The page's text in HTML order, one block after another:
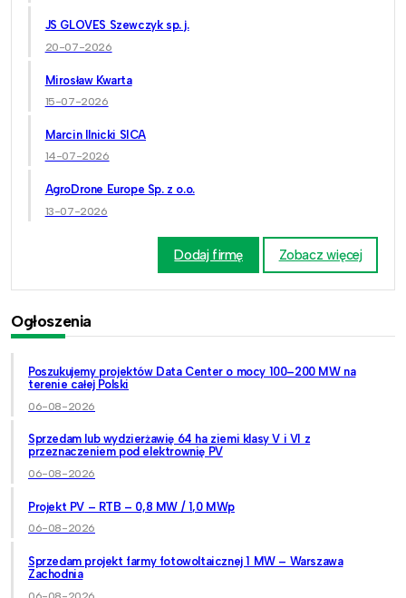
JS GLOVES Szewczyk sp. j.
20-07-2026
Mirosław Kwarta
15-07-2026
Marcin Ilnicki SICA
14-07-2026
AgroDrone Europe Sp. z o.o.
13-07-2026
Dodaj firmę Zobacz więcej
Ogłoszenia
Poszukujemy projektów Data Center o mocy 100–200 MW na
terenie całej Polski
06-08-2026
Sprzedam lub wydzierżawię 64 ha ziemi klasy V i VI z
przeznaczeniem pod elektrownię PV
06-08-2026
Projekt PV – RTB – 0,8 MW / 1,0 MWp
06-08-2026
Sprzedam projekt farmy fotowoltaicznej 1 MW – Warszawa
Zachodnia